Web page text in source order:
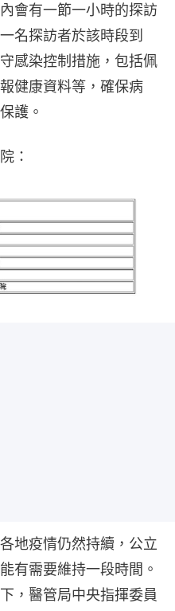
會有一節一小時的探訪
名探訪者於該時段到
感染控制措施，包括佩
健康資料等，確保病
護。
：
地疫情仍然持續，公立
有需要維持一段時間。
，醫管局中央指揮委員